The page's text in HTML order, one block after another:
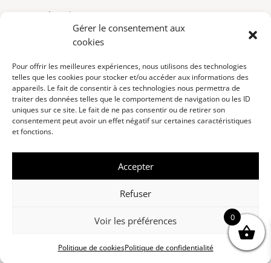
Gérer le consentement aux
cookies
Pour offrir les meilleures expériences, nous utilisons des technologies
telles que les cookies pour stocker et/ou accéder aux informations des
appareils. Le fait de consentir à ces technologies nous permettra de
traiter des données telles que le comportement de navigation ou les ID
uniques sur ce site. Le fait de ne pas consentir ou de retirer son
consentement peut avoir un effet négatif sur certaines caractéristiques
et fonctions.
Accepter
Refuser
Voir les préférences
Politique de cookiesPolitique de confidentialité
Mes favoris
Mon compte
Copyright © 2025 Fière Allure
Mentions légales CGV Cookies
L’ABUS D’ALCOOL EST DANGEREUX POUR LA
SANTÉ, SACHEZ CONSOMMER AVEC
MODÉRATION.
L’ALCOOL NE DOIT PAS ÊTRE CONSOMMÉ PAR
DÉCOUVREZ NOS VINS
ET CUVÉES SANS ALCOOL !
0